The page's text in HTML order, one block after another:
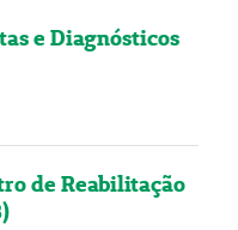
e Diagnósticos
de Reabilitação